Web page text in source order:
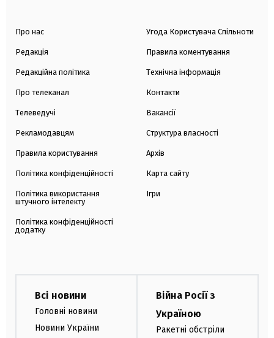
Про нас
Редакція
Редакційна політика
Про телеканал
Телеведучі
Рекламодавцям
Правила користування
Політика конфіденційності
Політика використання
штучного інтелекту
Політика конфіденційності
додатку
Угода Користувача Спільноти
Правила коментування
Технічна інформація
Контакти
Вакансії
Структура власності
Архів
Карта сайту
Ігри
Всі новини
Головні новини
Новини України
Війна Росії з
Україною
Ракетні обстріли